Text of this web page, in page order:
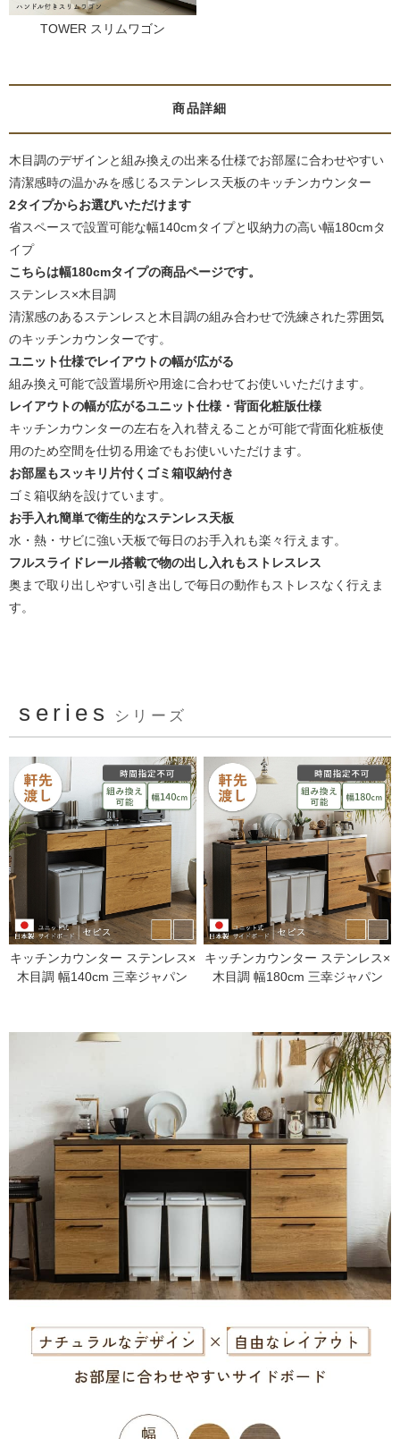
TOWER スリムワゴン
商品詳細
木目調のデザインと組み換えの出来る仕様でお部屋に合わせやすい
清潔感時の温かみを感じるステンレス天板のキッチンカウンター
2タイプからお選びいただけます
省スペースで設置可能な幅140cmタイプと収納力の高い幅180cmタ
イプ
こちらは幅180cmタイプの商品ページです。
ステンレス×木目調
清潔感のあるステンレスと木目調の組み合わせで洗練された雰囲気
のキッチンカウンターです。
ユニット仕様でレイアウトの幅が広がる
組み換え可能で設置場所や用途に合わせてお使いいただけます。
レイアウトの幅が広がるユニット仕様・背面化粧版仕様
キッチンカウンターの左右を入れ替えることが可能で背面化粧板使
用のため空間を仕切る用途でもお使いいただけます。
お部屋もスッキリ片付くゴミ箱収納付き
ゴミ箱収納を設けています。
お手入れ簡単で衛生的なステンレス天板
水・熱・サビに強い天板で毎日のお手入れも楽々行えます。
フルスライドレール搭載で物の出し入れもストレスレス
奥まで取り出しやすい引き出しで毎日の動作もストレスなく行えま
す。
series シリーズ
キッチンカウンター ステンレス×
木目調 幅140cm 三幸ジャパン
キッチンカウンター ステンレス×
木目調 幅180cm 三幸ジャパン